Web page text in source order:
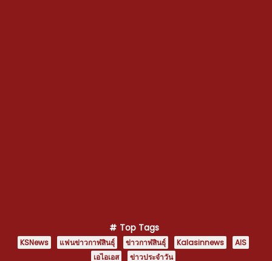
Top Tags
KSNews แฟนข่าวกาฬสินธุ์ ข่าวกาฬสินธุ์ Kalasinnews
AIS
เอไอเอส
ข่าวประจำวัน